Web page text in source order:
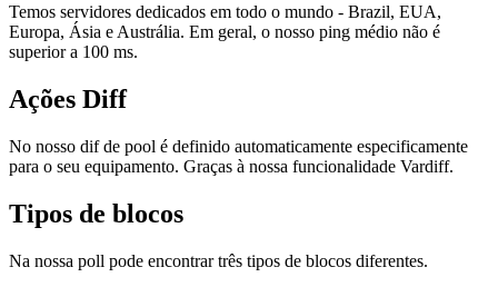
Temos servidores dedicados em todo o mundo - Brazil, EUA,
Europa, Ásia e Austrália. Em geral, o nosso ping médio não é
superior a 100 ms.
Ações Diff
No nosso dif de pool é definido automaticamente especificamente
para o seu equipamento. Graças à nossa funcionalidade Vardiff.
Tipos de blocos
Na nossa poll pode encontrar três tipos de blocos diferentes.